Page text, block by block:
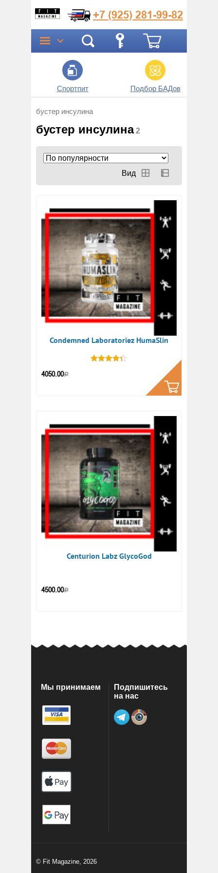
+7 (925) 281-99-82
Спортпит Подбор БАДов
бустер инсулина
бустер инсулина 2
Condemned Laboratoriez HumaSlin
4050.00Р
КУПИТЬ
Centurion Labz GlycoGod
4500.00Р
Мы принимаем
Подпишитесь
на нас
© Fit Magazine, 2026